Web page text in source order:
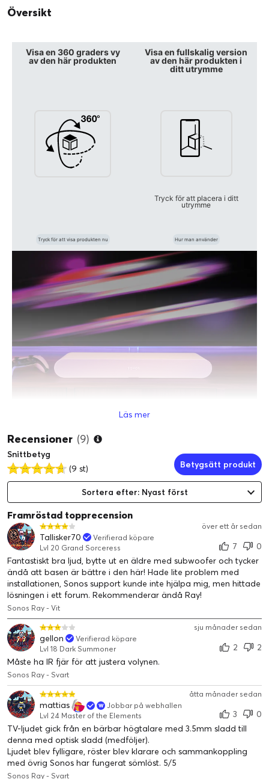
Översikt
Visa en 360 graders vy
av den här produkten
Tryck för att visa produkten nu
Visa en fullskalig version
av den här produkten i
ditt utrymme
Tryck för att placera i ditt
utrymme
Hur man använder
Hollywoodljud
Gör dig redo att bli imponerad
Upplev klarare, kraftfullare ljud än vad som tidigare var möjligt
från en liten, fristående soundbar.
Allt handlar om balans
Upplev perfekt stereoljud. Den specialutformade akustiken
balanserar noggrant höga toner och toner i mellanregistret
samtidigt som Sonos egen förvrängningsmotverkande teknik
producerar exakt viktad bas.
Läs mer
Recensioner (9)
Snittbetyg
(9 st)
Betygsätt produkt
Sortera efter: Nyast först
Framröstad topprecension
över ett år sedan
Tallisker70
Verifierad köpare
Lvl 20 Grand Sorceress
7
0
Fantastiskt bra ljud, bytte ut en äldre med subwoofer och tycker
ändå att basen är bättre i den här! Hade lite problem med
installationen, Sonos support kunde inte hjälpa mig, men hittade
lösningen i ett forum. Rekommenderar ändå Ray!
Sonos Ray - Vit
sju månader sedan
gellon
Verifierad köpare
Lvl 18 Dark Summoner
2
2
Måste ha IR fjär för att justera volynen.
Sonos Ray - Svart
åtta månader sedan
mattias
Jobbar på webhallen
Lvl 24 Master of the Elements
3
0
TV-ljudet gick från en bärbar högtalare med 3.5mm sladd till
denna med optisk sladd (medföljer).
Ljudet blev fylligare, röster blev klarare och sammankoppling
med övrig Sonos har fungerat sömlöst. 5/5
Sonos Ray - Svart